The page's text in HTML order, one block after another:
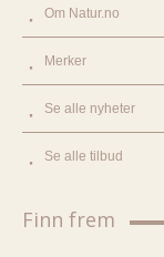
Om Natur.no
Merker
Se alle nyheter
Se alle tilbud
Finn frem